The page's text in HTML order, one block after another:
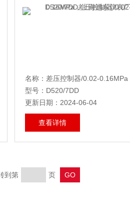
型号：D520/7DD
更新日期：2024-06-04
查看详情
到第 页